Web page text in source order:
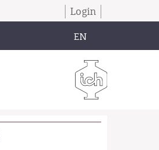
Login
EN